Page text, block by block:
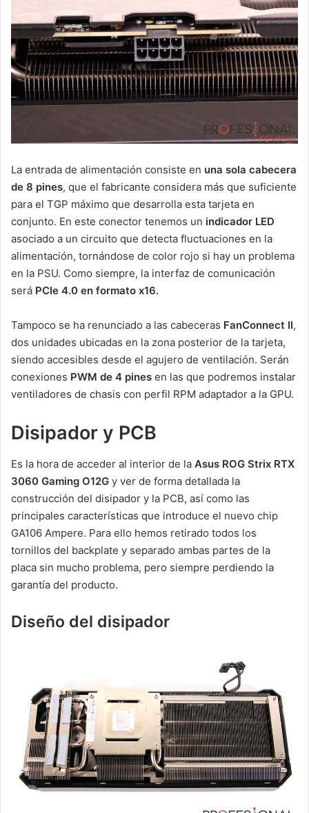
La entrada de alimentación consiste en una sola cabecera
de 8 pines, que el fabricante considera más que suficiente
para el TGP máximo que desarrolla esta tarjeta en
conjunto. En este conector tenemos un indicador LED
asociado a un circuito que detecta fluctuaciones en la
alimentación, tornándose de color rojo si hay un problema
en la PSU. Como siempre, la interfaz de comunicación
será PCIe 4.0 en formato x16.
Tampoco se ha renunciado a las cabeceras FanConnect II,
dos unidades ubicadas en la zona posterior de la tarjeta,
siendo accesibles desde el agujero de ventilación. Serán
conexiones PWM de 4 pines en las que podremos instalar
ventiladores de chasis con perfil RPM adaptador a la GPU.
Disipador y PCB
Es la hora de acceder al interior de la Asus ROG Strix RTX
3060 Gaming O12G y ver de forma detallada la
construcción del disipador y la PCB, así como las
principales características que introduce el nuevo chip
GA106 Ampere. Para ello hemos retirado todos los
tornillos del backplate y separado ambas partes de la
placa sin mucho problema, pero siempre perdiendo la
garantía del producto.
Diseño del disipador